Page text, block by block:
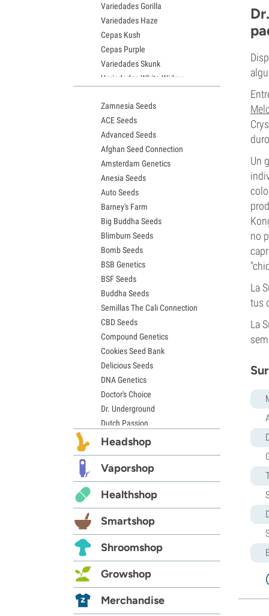
Un
no
La
tus
La
Variedades Gorilla
Variedades Haze
Cepas Kush
Cepas Purple
Variedades Skunk
Variedades White Widow
Semillas de Granddaddy Purple
Semillas de OG Kush
Semillas de Blue Dream
Semillas de Lemon Haze
Semillas de Bruce Banner
Semillas de Gelato
Semillas de Sour Diesel
Semillas de Jack Herer
Semillas de Girl Scout Cookies
Semillas de Wedding Cake
Semillas de Zkittlez
Semillas de Pineapple Express
Semillas de Chemdawg
Semillas de Hindu Kush
Semillas de Mimosa
Zamnesia Seeds
ACE Seeds
Advanced Seeds
Afghan Seed Connection
Amsterdam Genetics
Anesia Seeds
Auto Seeds
Barney's Farm
Big Buddha Seeds
Blimburn Seeds
Bomb Seeds
BSB Genetics
BSF Seeds
Buddha Seeds
Semillas The Cali Connection
CBD Seeds
Compound Genetics
Cookies Seed Bank
Delicious Seeds
DNA Genetics
Doctor's Choice
Dr. Underground
Dutch Passion
Elite Seeds
Exotic Seed
Expert Seeds
FastBuds
Female Seeds
French Touch Seeds
Garden of Green
GeneSeeds
G13 Labs
Grass-O-Matic
Headshop
Vaporshop
Healthshop
Smartshop
Shroomshop
Growshop
Merchandise